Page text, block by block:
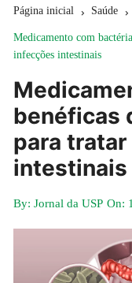
Página inicial Saúde
Medicamento com
infecções intestinais
benéficas
para
intestinais
By: Jornal da USP On: